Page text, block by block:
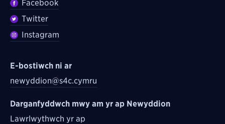
Facebook
Twitter
Instagram
E-bostiwch ni ar
newyddion@s4c.cymru
Darganfyddwch mwy am yr ap Newyddion
Lawrlwythwch yr ap